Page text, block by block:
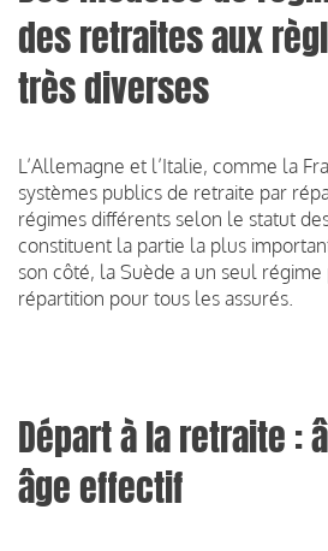
des retraites aux
très diverses
L’Allemagne et l’Italie, comme la
systèmes publics de retraite par
régimes différents selon le statut
constituent la partie la plus
son côté, la Suède a un seul
répartition pour tous les assurés.
Départ à la retraite :
âge effectif